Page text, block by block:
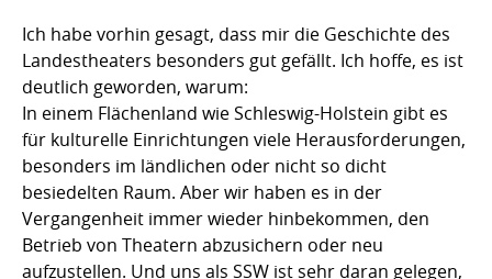
Ich habe vorhin gesagt, dass mir die Geschichte des
Landestheaters besonders gut gefällt. Ich hoffe, es ist
deutlich geworden, warum:
In einem Flächenland wie Schleswig-Holstein gibt es
für kulturelle Einrichtungen viele Herausforderungen,
besonders im ländlichen oder nicht so dicht
besiedelten Raum. Aber wir haben es in der
Vergangenheit immer wieder hinbekommen, den
Betrieb von Theatern abzusichern oder neu
aufzustellen. Und uns als SSW ist sehr daran gelegen,